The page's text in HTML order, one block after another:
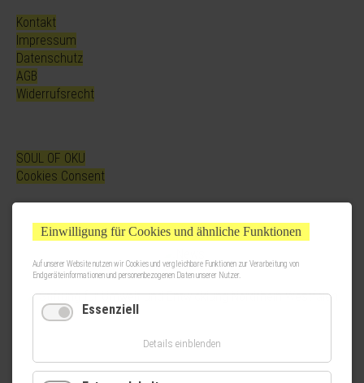
Kontakt
Impressum
Datenschutz
AGB
Widerrufsrecht
SOUL OF OKU
Cookies Consent
Einwilligung für Cookies und ähnliche Funktionen
Auf unserer Website nutzen wir Cookies und vergleichbare Funktionen zur Verarbeitung von
Endgeräteinformationen und personenbezogenen Daten unserer Nutzer.
Essenziell
Details einblenden